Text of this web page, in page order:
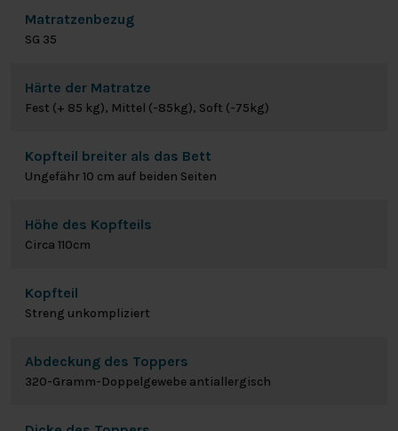
Matratzenbezug
SG 35
Härte der Matratze
Fest (+ 85 kg), Mittel (-85kg), Soft (-75kg)
Kopfteil breiter als das Bett
Ungefähr 10 cm auf beiden Seiten
Höhe des Kopfteils
Circa 110cm
Kopfteil
Streng unkompliziert
Abdeckung des Toppers
320-Gramm-Doppelgewebe antiallergisch